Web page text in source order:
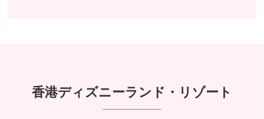
香港ディズニーランド・リゾート